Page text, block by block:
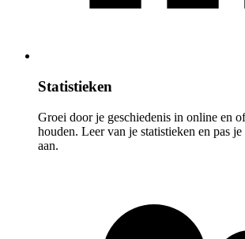
Statistieken
Groei door je geschiedenis in online en
houden. Leer van je statistieken en pas
aan.